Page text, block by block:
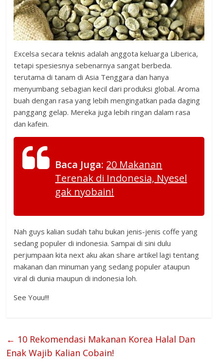
Excelsa secara teknis adalah anggota keluarga Liberica,
tetapi spesiesnya sebenarnya sangat berbeda.
terutama di tanam di Asia Tenggara dan hanya
menyumbang sebagian kecil dari produksi global. Aroma
buah dengan rasa yang lebih mengingatkan pada daging
panggang gelap. Mereka juga lebih ringan dalam rasa
dan kafein.
Baca Juga: 20 Makanan
Terenak di Indonesia, Nyesel
gak nyobain!
Nah guys kalian sudah tahu bukan jenis-jenis coffe yang
sedang populer di indonesia. Sampai di sini dulu
perjumpaan kita next aku akan share artikel lagi tentang
makanan dan minuman yang sedang populer ataupun
viral di dunia maupun di indonesia loh.
See Youu!!!
← 10 Rekomendasi Makanan Korea Halal Dan
Enak Wajib Kalian Cobain!